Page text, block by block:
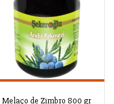
Melaço de Zimbro 800 gr